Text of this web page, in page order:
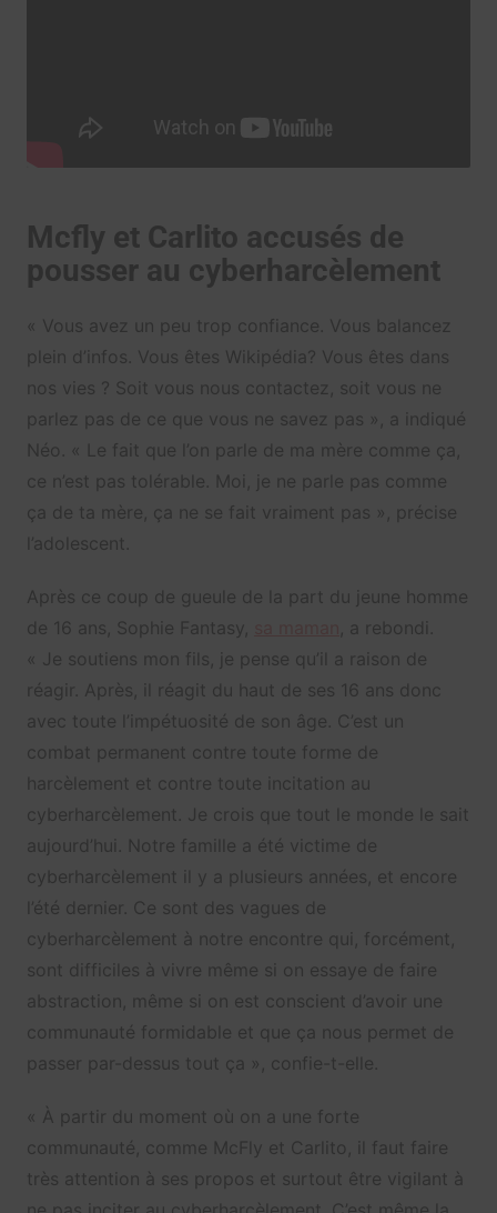
Mcfly et Carlito accusés de
pousser au cyberharcèlement
« Vous avez un peu trop confiance. Vous balancez
plein d’infos. Vous êtes Wikipédia? Vous êtes dans
nos vies ? Soit vous nous contactez, soit vous ne
parlez pas de ce que vous ne savez pas », a indiqué
Néo. « Le fait que l’on parle de ma mère comme ça,
ce n’est pas tolérable. Moi, je ne parle pas comme
ça de ta mère, ça ne se fait vraiment pas », précise
l’adolescent.
Après ce coup de gueule de la part du jeune homme
de 16 ans, Sophie Fantasy,
, a rebondi.
« Je soutiens mon fils, je pense qu’il a raison de
réagir. Après, il réagit du haut de ses 16 ans donc
avec toute l’impétuosité de son âge. C’est un
combat permanent contre toute forme de
harcèlement et contre toute incitation au
cyberharcèlement. Je crois que tout le monde le sait
aujourd’hui. Notre famille a été victime de
cyberharcèlement il y a plusieurs années, et encore
l’été dernier. Ce sont des vagues de
cyberharcèlement à notre encontre qui, forcément,
sont difficiles à vivre même si on essaye de faire
abstraction, même si on est conscient d’avoir une
communauté formidable et que ça nous permet de
passer par-dessus tout ça », confie-t-elle.
« À partir du moment où on a une forte
communauté, comme McFly et Carlito, il faut faire
très attention à ses propos et surtout être vigilant à